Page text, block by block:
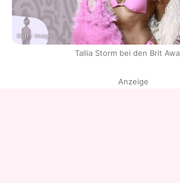
Getty Images
Tallia Storm bei den Brit
Anzeige